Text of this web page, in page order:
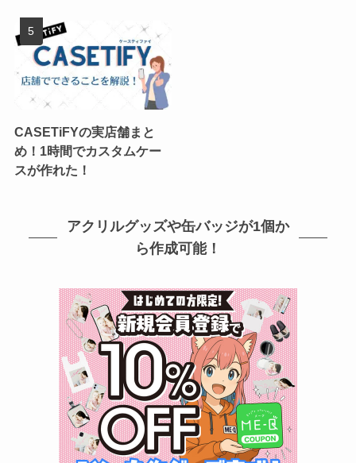
CASETiFYの実店舗まと
め！1時間でカスタムケー
スが作れた！
アクリルグッズや缶バッジが1個か
ら作成可能！